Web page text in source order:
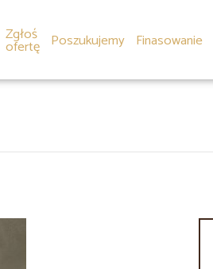
Zgłoś
ofertę Poszukujemy Finasowanie